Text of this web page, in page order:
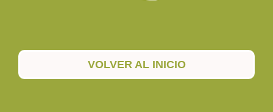
VOLVER AL INICIO